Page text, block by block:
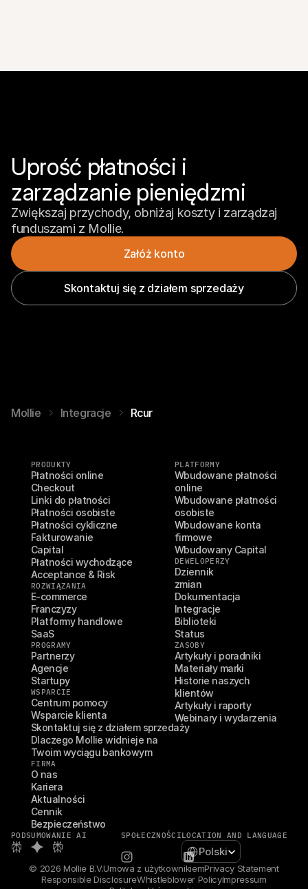
Uprość płatności i
zarządzanie pieniędzmi
Zwiększaj przychody, obniżaj koszty i zarządzaj
funduszami z Mollie.
Załóż konto
Skontaktuj się z działem sprzedaży
Mollie Integracje Rcur
PRODUKTY
Płatności online
Checkout
Linki do płatności
Płatności osobiste
Płatności cykliczne
Fakturowanie
Capital
Płatności wychodzące
Acceptance & Risk
ROZWIĄZANIA
E-commerce
Franczyzy
Platformy handlowe
SaaS
PROGRAMY
Partnerzy
Agencje
Startupy
WSPARCIE
Centrum pomocy
Wsparcie klienta
Skontaktuj się z działem sprzedaży
Dlaczego Mollie widnieje na
Twoim wyciągu bankowym
FIRMA
O nas
Kariera
Aktualności
Cennik
Bezpieczeństwo
PLATFORMY
Wbudowane płatności
online
Wbudowane płatności
osobiste
Wbudowane konta
firmowe
Wbudowany Capital
DEWELOPERZY
Dziennik
zmian
Dokumentacja
Integracje
Biblioteki
Status
ZASOBY
Artykuły i poradniki
Materiały marki
Historie naszych
klientów
Artykuły i raporty
Webinary i wydarzenia
PODSUMOWANIE AI SPOŁECZNOŚCILOCATION AND LANGUAGE
Select Language
Polski
© 2026 Mollie B.V.Umowa z użytkownikiemPrivacy Statement
Responsible DisclosureWhistleblower PolicyImpressum